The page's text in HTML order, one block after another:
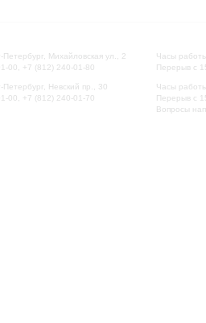
Петербург, Михайловская ул., 2
00, +7 (812) 240-01-80
Петербург, Невский пр., 30
00, +7 (812) 240-01-70
Часы
Перерыв с
Часы
Перерыв с
Вопросы